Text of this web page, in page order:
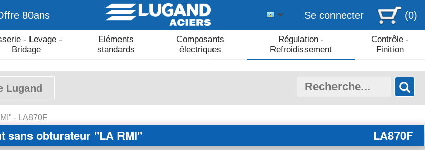
80ans Se connecter (0)
- Levage -
Bridage
Eléments
standards
Composants
électriques
Régulation -
Refroidissement
Contrôle -
Finition
- LA870F
sans obturateur "LA RMI" LA870F